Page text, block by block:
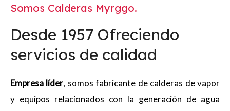
Somos Calderas Myrggo.
Desde 1957 Ofreciendo
servicios de calidad
Empresa líder, somos fabricante de calderas de vapor
y equipos relacionados con la generación de agua